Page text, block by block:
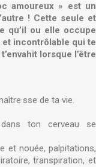
amoureux » est un
! Cette seule et
qu’il ou elle occupe
incontrôlable qui te
lorsque l’être
de ta vie.
dans ton cerveau se
et nouée, palpitations,
transpiration, et